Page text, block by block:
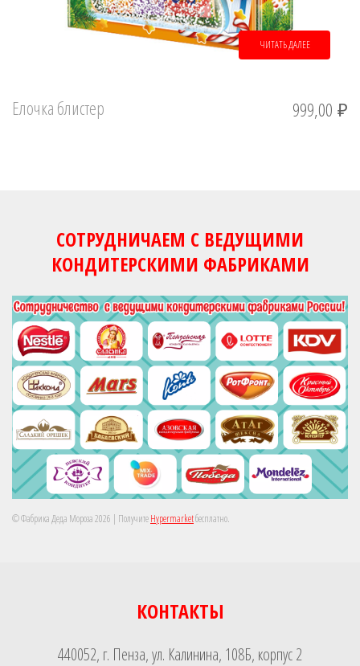
ЧИТАТЬ ДАЛЕЕ
Елочка блистер 999,00 ₽
СОТРУДНИЧАЕМ С ВЕДУЩИМИ
КОНДИТЕРСКИМИ ФАБРИКАМИ
© Фабрика Деда Мороза 2026 | ПолучитеHypermarketбесплатно.
КОНТАКТЫ
440052, г. Пенза, ул. Калинина, 108Б, корпус 2